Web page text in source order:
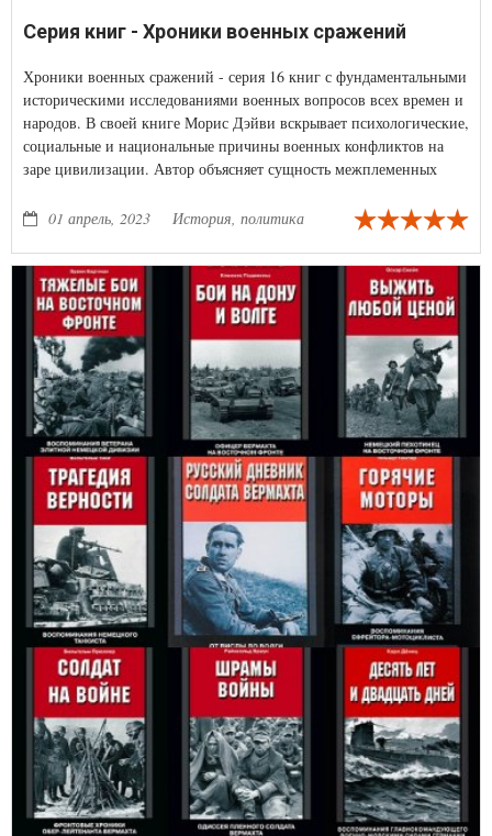
Серия книг - Хроники военных сражений
Хроники военных сражений - серия 16 книг с фундаментальными
историческими исследованиями военных вопросов всех времен и
народов. В своей книге Морис Дэйви вскрывает психологические,
социальные и национальные причины военных конфликтов на
заре цивилизации. Автор объясняет сущность межплеменных
полов провоцируют войны.
01 апрель, 2023 История, политика